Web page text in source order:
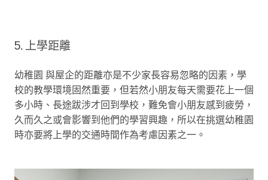
5. 上學距離
幼稚園 與屋企的距離亦是不少家長容易忽略的因素，學
校的教學環境固然重要，但若然小朋友每天需要花上一個
多小時、長途跋涉才回到學校，難免會小朋友感到疲勞，
久而久之或會影響到他們的學習興趣，所以在挑選幼稚園
時亦要將上學的交通時間作為考慮因素之一。